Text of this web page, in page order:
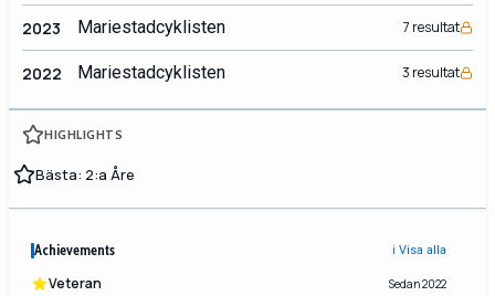
2023 Mariestadcyklisten 7 resultat
2022 Mariestadcyklisten 3 resultat
HIGHLIGHTS
Bästa: 2:a Åre
Achievements ℹ️ Visa alla
Veteran Sedan 2022